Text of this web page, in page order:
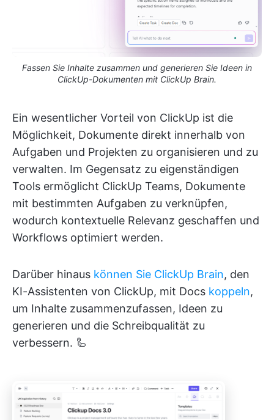
Fassen Sie Inhalte zusammen und generieren Sie Ideen in
ClickUp-Dokumenten mit ClickUp Brain.
Ein wesentlicher Vorteil von ClickUp ist die
Möglichkeit, Dokumente direkt innerhalb von
Aufgaben und Projekten zu organisieren und zu
verwalten. Im Gegensatz zu eigenständigen
Tools ermöglicht ClickUp Teams, Dokumente
mit bestimmten Aufgaben zu verknüpfen,
wodurch kontextuelle Relevanz geschaffen und
Workflows optimiert werden.
Darüber hinaus können Sie ClickUp Brain, den
KI-Assistenten von ClickUp, mit Docs koppeln,
um Inhalte zusammenzufassen, Ideen zu
generieren und die Schreibqualität zu
verbessern. 🦾